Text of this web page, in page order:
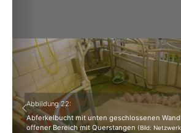
Abbildung 22:
Abferkelbucht mit unten geschlossenen
offener Bereich mit Querstangen (Bild:
Previous